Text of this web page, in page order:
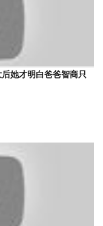
她才明白爸爸智商只